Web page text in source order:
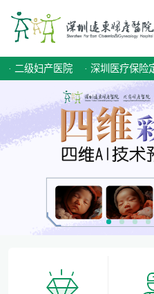
· 二级妇产医院 · 深圳医疗保险
备孕迟迟怀不上，
爱有光，愈未来！深圳远东龙岗妇